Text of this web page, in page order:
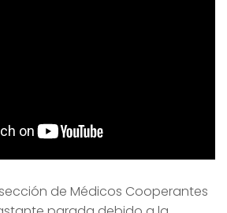
de Médicos Cooperantes